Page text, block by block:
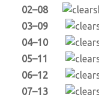
02–08
03–09
04–10
05–11
06–12
07–13